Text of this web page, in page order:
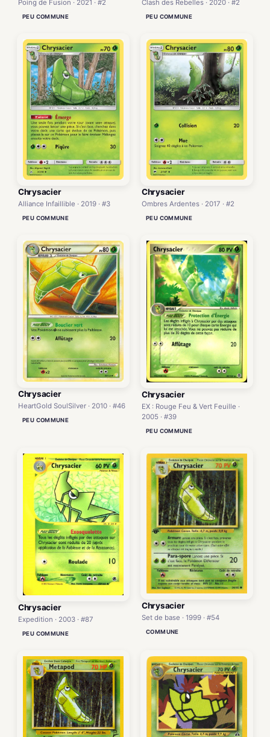
Poing de Fusion · 2021 · #2
PEU COMMUNE
Clash des Rebelles · 2020 · #2
PEU COMMUNE
Chrysacier
Alliance Infaillible · 2019 · #3
PEU COMMUNE
Chrysacier
Ombres Ardentes · 2017 · #2
PEU COMMUNE
Chrysacier
HeartGold SoulSilver · 2010 · #46
PEU COMMUNE
Chrysacier
EX : Rouge Feu & Vert Feuille ·
2005 · #39
PEU COMMUNE
Chrysacier
Expedition · 2003 · #87
PEU COMMUNE
Chrysacier
Set de base · 1999 · #54
COMMUNE